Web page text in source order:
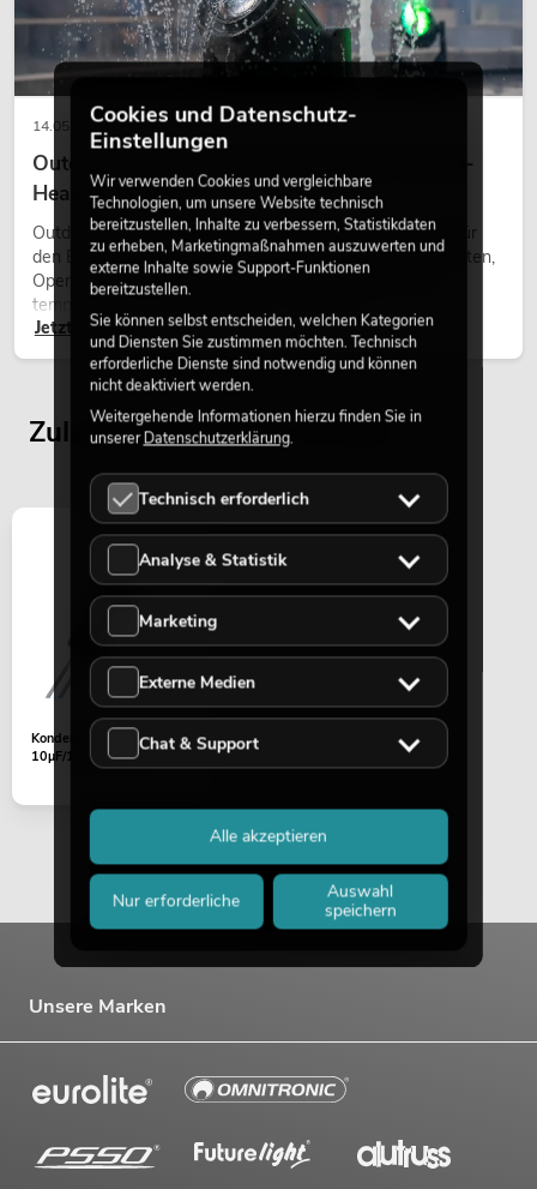
14.05.2026
Outdoor Moving-Heads: Wetterfeste Moving-
Heads bei Events
Outdoor Moving-Heads sind bewegliche Scheinwerfer für
den Einsatz im Freien. Sie werden bei Festivals, Stadtfesten,
Open-Air-Konzerten, Architekturinszenierungen und
temporären Außeninstallationen eingesetzt.
Jetzt lesen
Zuletzt angesehene Artikel
Kondensator (Elektrolyt)
10µF/16V (Ø) 5 mm
Unsere Marken
Cookies und Datenschutz-
Einstellungen
Wir verwenden Cookies und vergleichbare
Technologien, um unsere Website technisch
bereitzustellen, Inhalte zu verbessern, Statistikdaten
zu erheben, Marketingmaßnahmen auszuwerten und
externe Inhalte sowie Support-Funktionen
bereitzustellen.
Sie können selbst entscheiden, welchen Kategorien
und Diensten Sie zustimmen möchten. Technisch
erforderliche Dienste sind notwendig und können
nicht deaktiviert werden.
Weitergehende Informationen hierzu finden Sie in
unsererDatenschutzerklärung.
Technisch erforderlich
Analyse & Statistik
Marketing
Externe Medien
Chat & Support
Nur erforderliche
Auswahl
speichern
Alle akzeptieren